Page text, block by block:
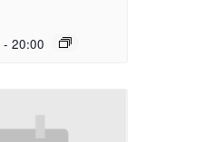
- 20:00